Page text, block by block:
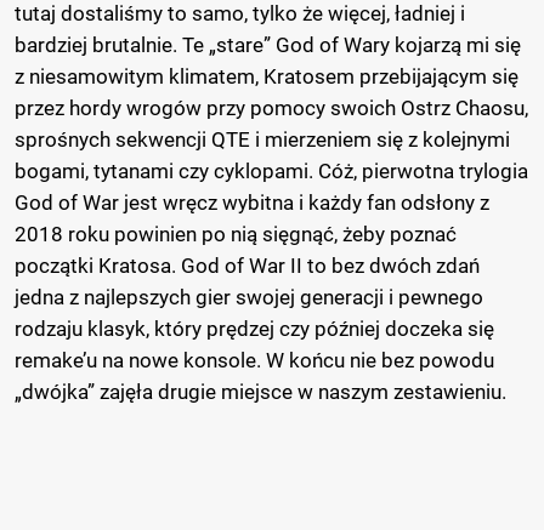
tutaj dostaliśmy to samo, tylko że więcej, ładniej i
bardziej brutalnie. Te „stare” God of Wary kojarzą mi się
z niesamowitym klimatem, Kratosem przebijającym się
przez hordy wrogów przy pomocy swoich Ostrz Chaosu,
sprośnych sekwencji QTE i mierzeniem się z kolejnymi
bogami, tytanami czy cyklopami. Cóż, pierwotna trylogia
God of War jest wręcz wybitna i każdy fan odsłony z
2018 roku powinien po nią sięgnąć, żeby poznać
początki Kratosa. God of War II to bez dwóch zdań
jedna z najlepszych gier swojej generacji i pewnego
rodzaju klasyk, który prędzej czy później doczeka się
remake’u na nowe konsole. W końcu nie bez powodu
„dwójka” zajęła drugie miejsce w naszym zestawieniu.